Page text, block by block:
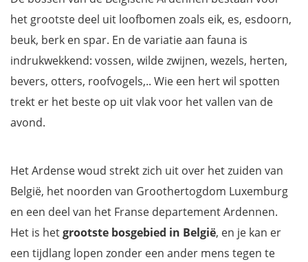
het grootste deel uit loofbomen zoals eik, es, esdoorn,
beuk, berk en spar. En de variatie aan fauna is
indrukwekkend: vossen, wilde zwijnen, wezels, herten,
bevers, otters, roofvogels,.. Wie een hert wil spotten
trekt er het beste op uit vlak voor het vallen van de
avond.
Het Ardense woud strekt zich uit over het zuiden van
België, het noorden van Groothertogdom Luxemburg
en een deel van het Franse departement Ardennen.
Het is hetgrootste bosgebied in België, en je kan er
een tijdlang lopen zonder een ander mens tegen te